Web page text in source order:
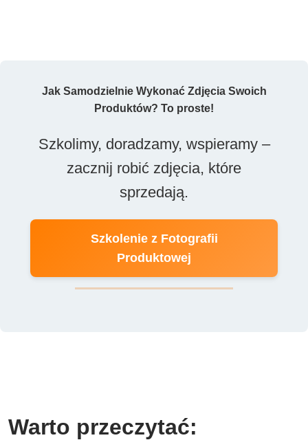
Jak Samodzielnie Wykonać Zdjęcia Swoich
Produktów? To proste!
Szkolimy, doradzamy, wspieramy –
zacznij robić zdjęcia, które
sprzedają.
Szkolenie z Fotografii
Produktowej
Warto przeczytać: